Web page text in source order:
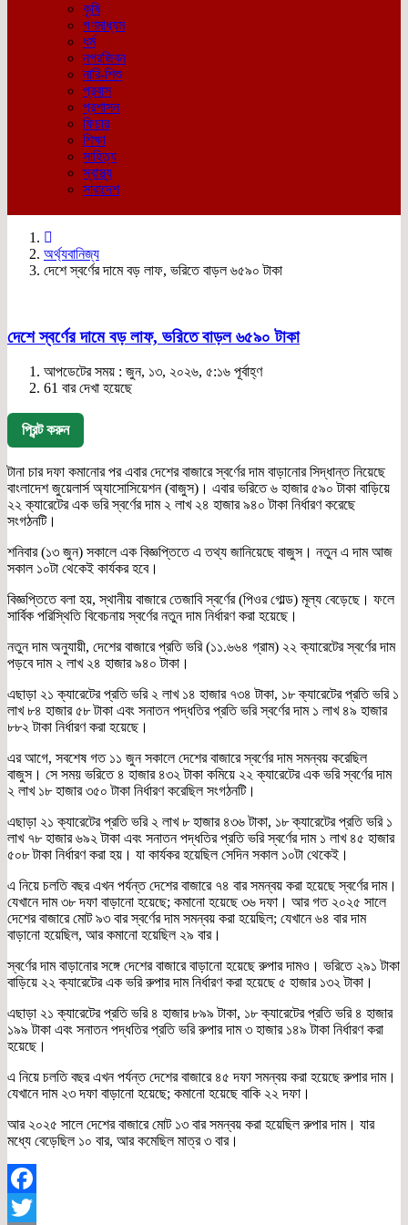
কৃষি
গণমাধ্যম
ধর্ম
নগরজিবন
নারি-শিশু
প্রবাস
প্রশাসন
ফিচার
শিক্ষা
সাহিত্য
স্বাস্থ্য
সারাদেশ
অর্থ্যবানিজ্য
দেশে স্বর্ণের দামে বড় লাফ, ভরিতে বাড়ল ৬৫৯০ টাকা
দেশে স্বর্ণের দামে বড় লাফ, ভরিতে বাড়ল ৬৫৯০ টাকা
আপডেটের সময় : জুন, ১৩, ২০২৬, ৫:১৬ পূর্বাহ্ণ
61 বার দেখা হয়েছে
প্রিন্ট করুন
টানা চার দফা কমানোর পর এবার দেশের বাজারে স্বর্ণের দাম বাড়ানোর সিদ্ধান্ত নিয়েছে
বাংলাদেশ জুয়েলার্স অ্যাসোসিয়েশন (বাজুস)। এবার ভরিতে ৬ হাজার ৫৯০ টাকা বাড়িয়ে
২২ ক্যারেটের এক ভরি স্বর্ণের দাম ২ লাখ ২৪ হাজার ৯৪০ টাকা নির্ধারণ করেছে
সংগঠনটি।
শনিবার (১৩ জুন) সকালে এক বিজ্ঞপ্তিতে এ তথ্য জানিয়েছে বাজুস। নতুন এ দাম আজ
সকাল ১০টা থেকেই কার্যকর হবে।
বিজ্ঞপ্তিতে বলা হয়, স্থানীয় বাজারে তেজাবি স্বর্ণের (পিওর গোল্ড) মূল্য বেড়েছে। ফলে
সার্বিক পরিস্থিতি বিবেচনায় স্বর্ণের নতুন দাম নির্ধারণ করা হয়েছে।
নতুন দাম অনুযায়ী, দেশের বাজারে প্রতি ভরি (১১.৬৬৪ গ্রাম) ২২ ক্যারেটের স্বর্ণের দাম
পড়বে দাম ২ লাখ ২৪ হাজার ৯৪০ টাকা।
এছাড়া ২১ ক্যারেটের প্রতি ভরি ২ লাখ ১৪ হাজার ৭৩৪ টাকা, ১৮ ক্যারেটের প্রতি ভরি ১
লাখ ৮৪ হাজার ৫৮ টাকা এবং সনাতন পদ্ধতির প্রতি ভরি স্বর্ণের দাম ১ লাখ ৪৯ হাজার
৮৮২ টাকা নির্ধারণ করা হয়েছে।
এর আগে, সবশেষ গত ১১ জুন সকালে দেশের বাজারে স্বর্ণের দাম সমন্বয় করেছিল
বাজুস। সে সময় ভরিতে ৪ হাজার ৪৩২ টাকা কমিয়ে ২২ ক্যারেটের এক ভরি স্বর্ণের দাম
২ লাখ ১৮ হাজার ৩৫০ টাকা নির্ধারণ করেছিল সংগঠনটি।
এছাড়া ২১ ক্যারেটের প্রতি ভরি ২ লাখ ৮ হাজার ৪৩৬ টাকা, ১৮ ক্যারেটের প্রতি ভরি ১
লাখ ৭৮ হাজার ৬৯২ টাকা এবং সনাতন পদ্ধতির প্রতি ভরি স্বর্ণের দাম ১ লাখ ৪৫ হাজার
৫০৮ টাকা নির্ধারণ করা হয়। যা কার্যকর হয়েছিল সেদিন সকাল ১০টা থেকেই।
এ নিয়ে চলতি বছর এখন পর্যন্ত দেশের বাজারে ৭৪ বার সমন্বয় করা হয়েছে স্বর্ণের দাম।
যেখানে দাম ৩৮ দফা বাড়ানো হয়েছে; কমানো হয়েছে ৩৬ দফা। আর গত ২০২৫ সালে
দেশের বাজারে মোট ৯৩ বার স্বর্ণের দাম সমন্বয় করা হয়েছিল; যেখানে ৬৪ বার দাম
বাড়ানো হয়েছিল, আর কমানো হয়েছিল ২৯ বার।
স্বর্ণের দাম বাড়ানোর সঙ্গে দেশের বাজারে বাড়ানো হয়েছে রুপার দামও। ভরিতে ২৯১ টাকা
বাড়িয়ে ২২ ক্যারেটের এক ভরি রুপার দাম নির্ধারণ করা হয়েছে ৫ হাজার ১৩২ টাকা।
এছাড়া ২১ ক্যারেটের প্রতি ভরি ৪ হাজার ৮৯৯ টাকা, ১৮ ক্যারেটের প্রতি ভরি ৪ হাজার
১৯৯ টাকা এবং সনাতন পদ্ধতির প্রতি ভরি রুপার দাম ৩ হাজার ১৪৯ টাকা নির্ধারণ করা
হয়েছে।
এ নিয়ে চলতি বছর এখন পর্যন্ত দেশের বাজারে ৪৫ দফা সমন্বয় করা হয়েছে রুপার দাম।
যেখানে দাম ২৩ দফা বাড়ানো হয়েছে; কমানো হয়েছে বাকি ২২ দফা।
আর ২০২৫ সালে দেশের বাজারে মোট ১৩ বার সমন্বয় করা হয়েছিল রুপার দাম। যার
মধ্যে বেড়েছিল ১০ বার, আর কমেছিল মাত্র ৩ বার।
Facebook